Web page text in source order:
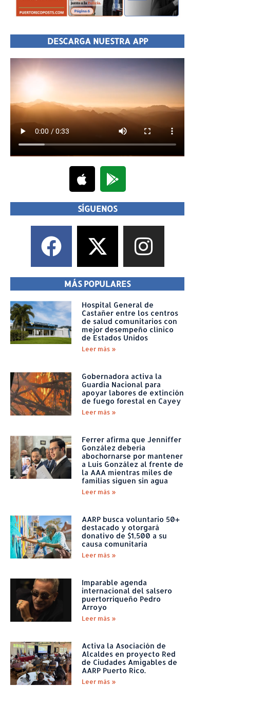
DESCARGA NUESTRA APP
SÍGUENOS
MÁS POPULARES
Hospital General de
Castañer entre los centros
de salud comunitarios con
mejor desempeño clínico
de Estados Unidos
Leer más »
Gobernadora activa la
Guardia Nacional para
apoyar labores de extinción
de fuego forestal en Cayey
Leer más »
Ferrer afirma que Jenniffer
González debería
abochornarse por mantener
a Luis González al frente de
la AAA mientras miles de
familias siguen sin agua
Leer más »
AARP busca voluntario 50+
destacado y otorgará
donativo de $1,500 a su
causa comunitaria
Leer más »
Imparable agenda
internacional del salsero
puertorriqueño Pedro
Arroyo
Leer más »
Activa la Asociación de
Alcaldes en proyecto Red
de Ciudades Amigables de
AARP Puerto Rico.
Leer más »